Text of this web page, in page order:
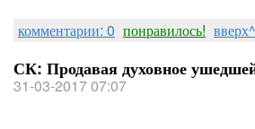
комментарии: 0 понравилось! вверх^
СК: Продавая духовное
31-03-2017 07:07